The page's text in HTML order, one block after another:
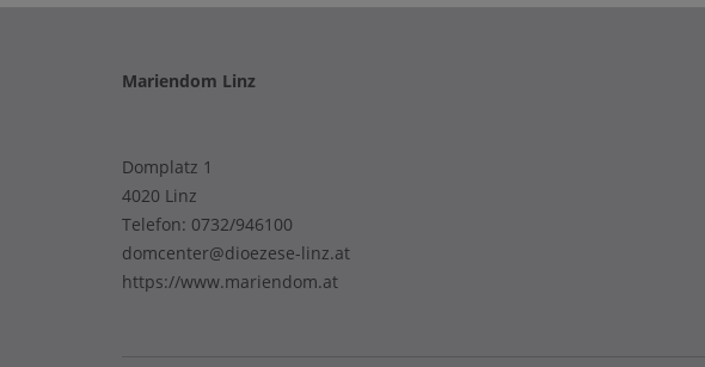
Mariendom Linz
Domplatz 1
4020 Linz
Telefon: 0732/946100
domcenter@dioezese-linz.at
https://www.mariendom.at